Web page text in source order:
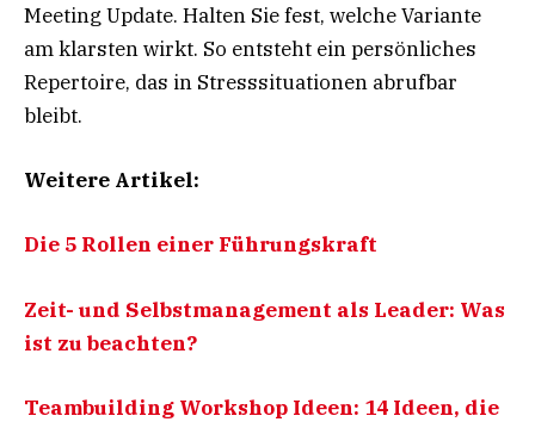
Meeting Update. Halten Sie fest, welche Variante
am klarsten wirkt. So entsteht ein persönliches
Repertoire, das in Stresssituationen abrufbar
bleibt.
Weitere Artikel:
Die 5 Rollen einer Führungskraft
Zeit- und Selbstmanagement als Leader: Was
ist zu beachten?
Teambuilding Workshop Ideen: 14 Ideen, die